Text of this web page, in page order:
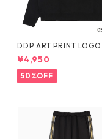
DDP ART PRINT LOGO
T SHIRTS
¥4,950
50%OFF